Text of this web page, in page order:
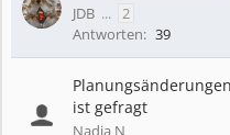
JDB ... 2
Antworten: 39
ist gefragt
Nadia N